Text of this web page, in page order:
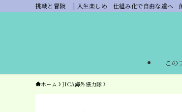
挑戦と冒険 | 人生楽しめ 仕組み化で自由な道へ
こ
ホーム JICA海外協力隊